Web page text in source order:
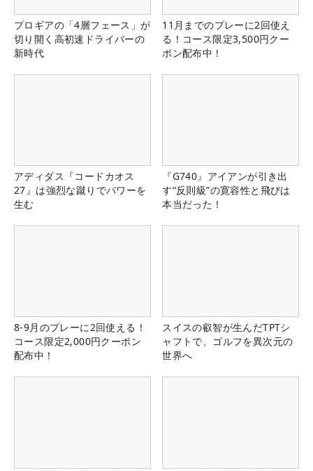
プロギアの「4層フェース」が
切り開く高初速ドライバーの
新時代
11月までのプレーに2回使え
る！コース限定3,500円クー
ポン配布中！
アディダス『コードカオス
27』は強烈な蹴りでパワーを
生む
『G740』アイアンが引き出
す“反則級”の寛容性と飛びは
本当だった！
8-9月のプレーに2回使える！
コース限定2,000円クーポン
配布中！
スイスの叡智が生んだTPTシ
ャフトで、ゴルフを異次元の
世界へ